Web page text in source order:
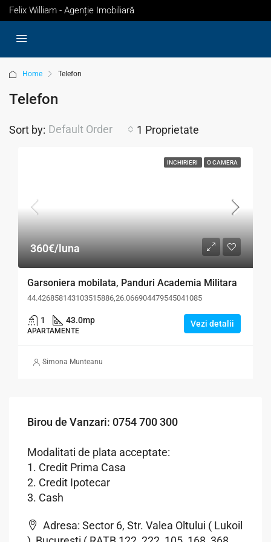
Felix William - Agenție Imobiliară
Home Telefon
Telefon
1 Proprietate
Sort by: Default Order
INCHIRIERI O CAMERA
360€/luna
Garsoniera mobilata, Panduri Academia Militara
44.426858143103515886,26.066904479545041085
1 43.0mp
APARTAMENTE
Vezi detalii
Simona Munteanu
Birou de Vanzari: 0754 700 300
Modalitati de plata acceptate:
1. Credit Prima Casa
2. Credit Ipotecar
3. Cash
Adresa: Sector 6, Str. Valea Oltului ( Lukoil